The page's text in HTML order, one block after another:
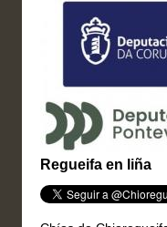
Regueifa en liña